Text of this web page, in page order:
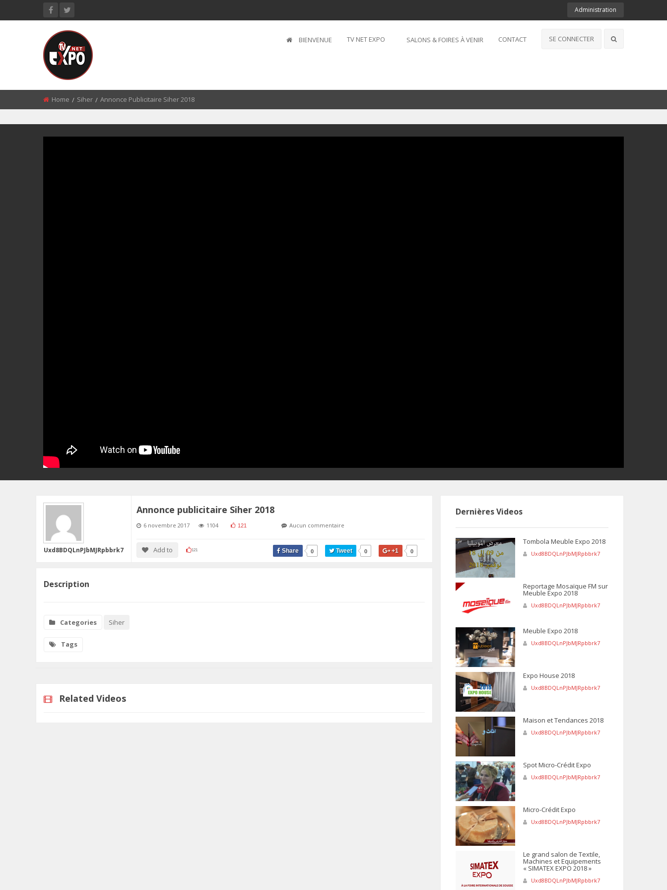
Administration
SE CONNECTER
BIENVENUE TV NET EXPO SALONS & FOIRES À VENIR CONTACT
Home Siher Annonce Publicitaire Siher 2018
Uxd8BDQLnPJbMJRpbbrk7
Annonce publicitaire Siher 2018
6 novembre 2017 1104 121 Aucun commentaire
Add to 121 Share 0 Tweet 0 +1 0
Description
Categories Siher
Tags
Related Videos
Dernières Videos
Tombola Meuble Expo 2018
Uxd8BDQLnPJbMJRpbbrk7
Reportage Mosaïque FM sur
Meuble Expo 2018
Uxd8BDQLnPJbMJRpbbrk7
Meuble Expo 2018
Uxd8BDQLnPJbMJRpbbrk7
Expo House 2018
Uxd8BDQLnPJbMJRpbbrk7
Maison et Tendances 2018
Uxd8BDQLnPJbMJRpbbrk7
Spot Micro-Crédit Expo
Uxd8BDQLnPJbMJRpbbrk7
Micro-Crédit Expo
Uxd8BDQLnPJbMJRpbbrk7
Le grand salon de Textile,
Machines et Equipements
« SIMATEX EXPO 2018 »
Uxd8BDQLnPJbMJRpbbrk7